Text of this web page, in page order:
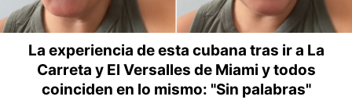
La experiencia de esta cubana tras ir a La
Carreta y El Versalles de Miami y todos
coinciden en lo mismo: "Sin palabras"